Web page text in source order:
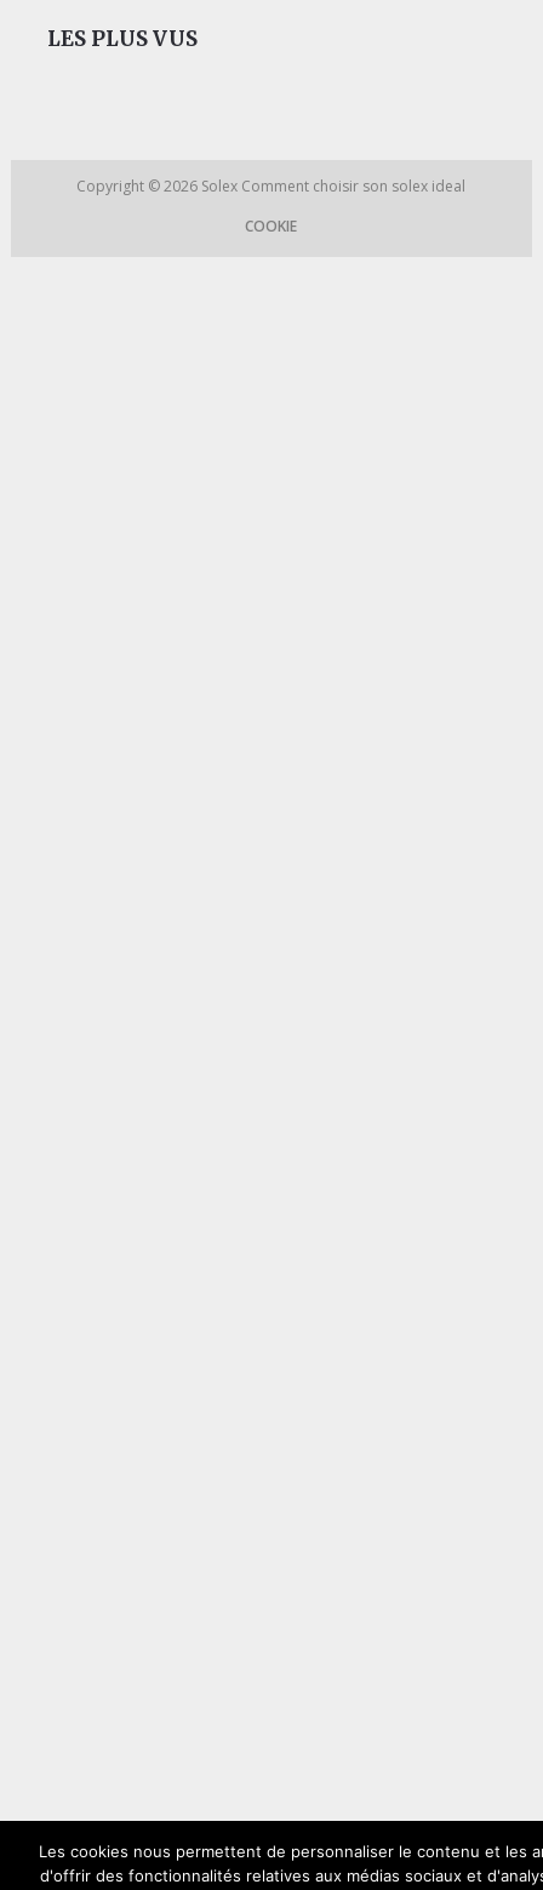
LES PLUS VUS
Copyright © 2026 Solex Comment choisir son solex ideal
COOKIE
Les cookies nous permettent de personnaliser le contenu et les
d'offrir des fonctionnalités relatives aux médias sociaux et